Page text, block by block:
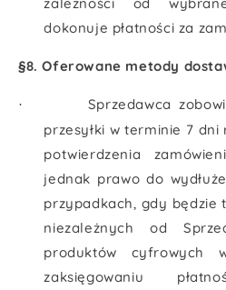
dokonuje płatności za
§8. Oferowane metody
·
Sprzedawca
przesyłki w terminie 7
potwierdzenia
jednak prawo do
przypadkach, gdy będzie
niezależnych od
produktów cyfrowych
zaksięgowaniu